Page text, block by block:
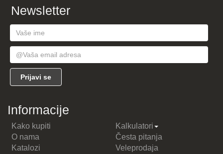
treninga.
Vaš Ring Sport Team
Newsletter
Informacije
Kako kupiti
Kalkulatori
O nama
Česta pitanja
Katalozi
Veleprodaja